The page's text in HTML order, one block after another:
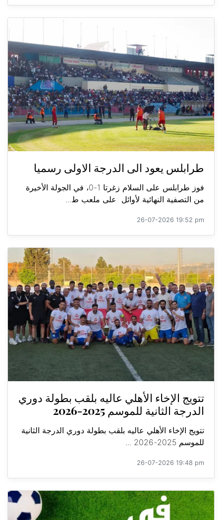
طرابلس يعود الى الدرجة الاولى رسميا
فوز طرابلس على السلام زغرتا 1-0، في الجولة الأخيرة
من التصفية النهائية لأوائل على ملعب ط...
26-07-2026 19:52 pm
تتويج الإخاء الأهلي عاليه بلقب بطولة دوري
الدرجة الثانية للموسم 2025-2026
تتويج الإخاء الأهلي عاليه بلقب بطولة دوري الدرجة الثانية
للموسم 2025-2026 ...
26-07-2026 19:48 pm